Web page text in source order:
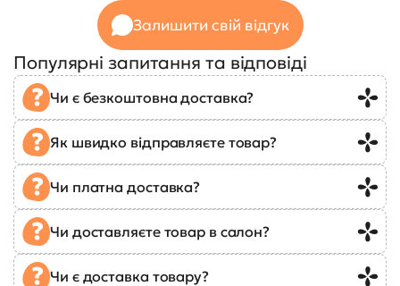
Залишити свій відгук
Популярні запитання та відповіді
Чи є безкоштовна доставка?
Як швидко відправляєте товар?
Чи платна доставка?
Чи доставляєте товар в салон?
Чи є доставка товару?